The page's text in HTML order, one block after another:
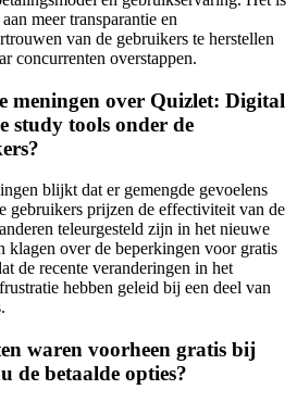
meer transparantie en
van de gebruikers te herstellen
concurrenten overstappen.
meningen over Quizlet: Digital
study tools onder de
blijkt dat er gemengde gevoelens
gebruikers prijzen de effectiviteit van de
teleurgesteld zijn in het nieuwe
klagen over de beperkingen voor gratis
de recente veranderingen in het
hebben geleid bij een deel van
waren voorheen gratis bij
de betaalde opties?